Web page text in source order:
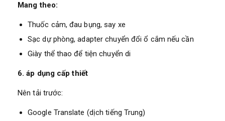
Mang theo:
Thuốc cảm, đau bụng, say xe
Sạc dự phòng, adapter chuyển đổi ổ cắm nếu cần
Giày thể thao để tiện chuyển di
6. áp dụng cấp thiết
Nên tải trước:
Google Translate (dịch tiếng Trung)